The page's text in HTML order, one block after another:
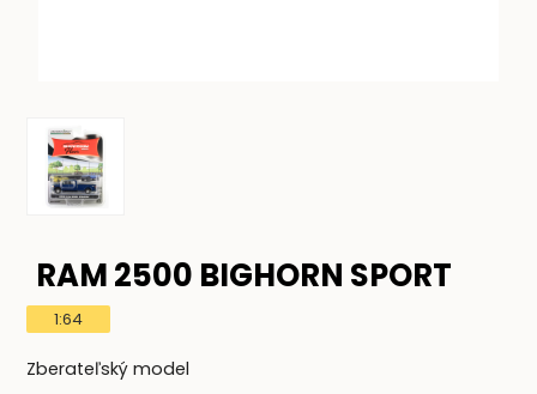
RAM 2500 BIGHORN SPORT
1:64
Zberateľský model